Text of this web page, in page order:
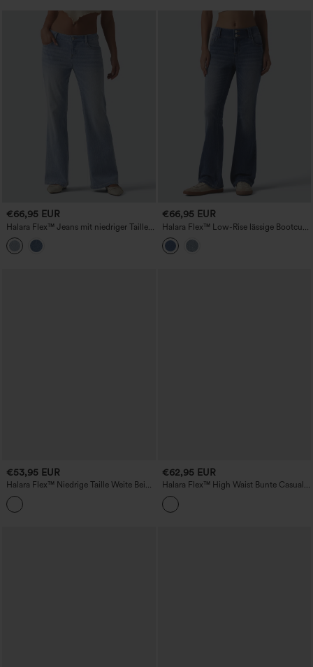
€66,95 EUR
Halara Flex™ Jeans mit niedriger Taille,
geradem Bein, im Casual-Stil, mit
Taschen
€66,95 EUR
Halara Flex™ Low-Rise lässige Bootcut-
Jeans mit Taschen
€53,95 EUR
Halara Flex™ Niedrige Taille Weite Bein
Casual Jeans mit Taschen
€62,95 EUR
Halara Flex™ High Waist Bunte Casual
Jeans mit Taschen